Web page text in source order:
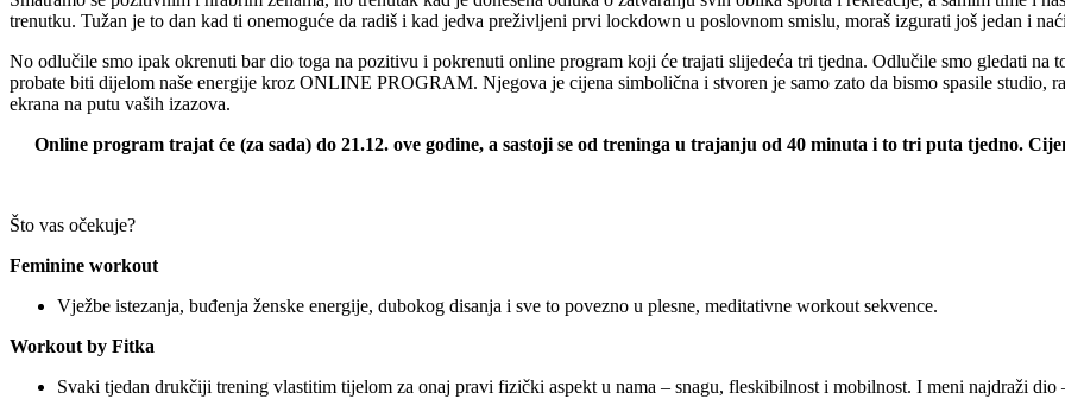
trenutku. Tužan je to dan kad ti onemoguće da radiš i kad jedva preživljeni prvi lockdown u poslovnom smislu, moraš izgurati još jedan i
No odlučile smo ipak okrenuti bar dio toga na pozitivu i pokrenuti online program koji će trajati slijedeća tri tjedna. Odlučile smo gledati na
probate biti dijelom naše energije kroz ONLINE PROGRAM. Njegova je cijena simbolična i stvoren je samo zato da bismo spasile studio,
ekrana na putu vaših izazova.
Online program trajat će (za sada) do 21.12. ove godine, a sastoji se od treninga u trajanju od 40 minuta i to tri puta tjedno.
Što vas očekuje?
Feminine workout
Vježbe istezanja, buđenja ženske energije, dubokog disanja i sve to povezno u plesne, meditativne workout sekvence.
Workout by Fitka
Svaki tjedan drukčiji trening vlastitim tijelom za onaj pravi fizički aspekt u nama – snagu, fleskibilnost i mobilnost. I meni najdraži dio